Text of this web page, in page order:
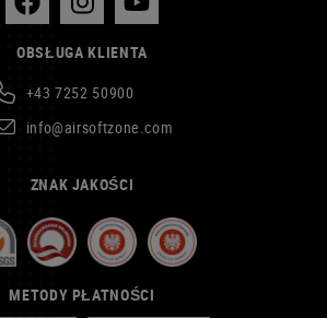
OBSŁUGA KLIENTA
+43 7252 50900
info@airsoftzone.com
ZNAK JAKOŚCI
METODY PŁATNOŚCI